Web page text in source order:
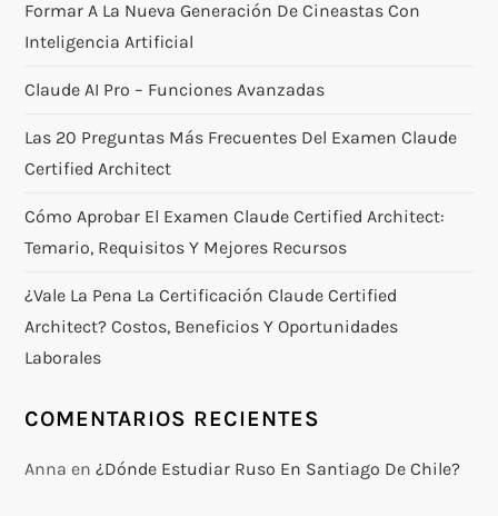
Formar A La Nueva Generación De Cineastas Con
Inteligencia Artificial
Claude AI Pro – Funciones Avanzadas
Las 20 Preguntas Más Frecuentes Del Examen Claude
Certified Architect
Cómo Aprobar El Examen Claude Certified Architect:
Temario, Requisitos Y Mejores Recursos
¿Vale La Pena La Certificación Claude Certified
Architect? Costos, Beneficios Y Oportunidades
Laborales
COMENTARIOS RECIENTES
Anna en¿Dónde Estudiar Ruso En Santiago De Chile?